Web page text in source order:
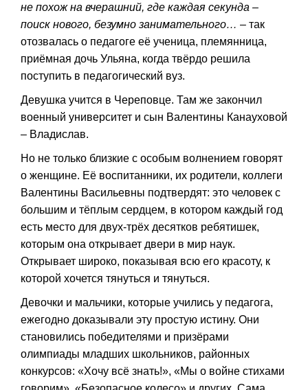
не похож на вчерашний, где каждая секунда –
поиск нового, безумно занимательного… – так
отозвалась о педагоге её ученица, племянница,
приёмная дочь Ульяна, когда твёрдо решила
поступить в педагогический вуз.
Девушка учится в Череповце. Там же закончил
военный университет и сын Валентины Канауховой
– Владислав.
Но не только близкие с особым волнением говорят
о женщине. Её воспитанники, их родители, коллеги
Валентины Васильевны подтвердят: это человек с
большим и тёплым сердцем, в котором каждый год
есть место для двух-трёх десятков ребятишек,
которым она открывает двери в мир наук.
Открывает широко, показывая всю его красоту, к
которой хочется тянуться и тянуться.
Девочки и мальчики, которые учились у педагога,
ежегодно доказывали эту простую истину. Они
становились победителями и призёрами
олимпиады младших школьников, районных
конкурсов: «Хочу всё знать!», «Мы о войне стихами